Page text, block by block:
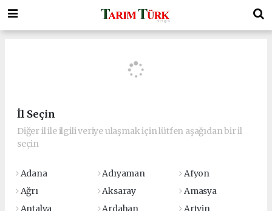
İl Seçin
Diğer il ile ilgili veriye ulaşmak için lütfen aşağıdan bir il
seçin
Adana Adıyaman
Afyon
Ağrı
Aksaray
Amasya
Antalya
Ardahan
Artvin